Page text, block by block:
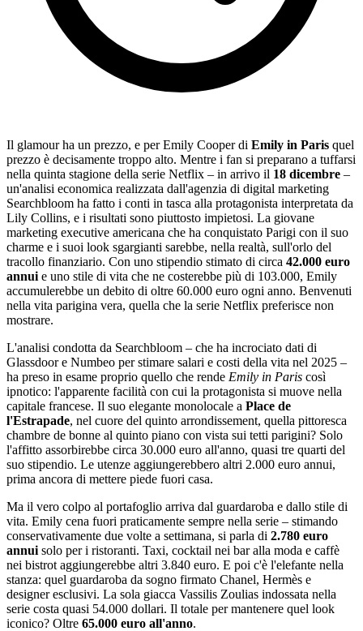
Il glamour ha un prezzo, e per Emily Cooper di Emily in Paris quel
prezzo è decisamente troppo alto. Mentre i fan si preparano a tuffarsi
nella quinta stagione della serie Netflix – in arrivo il 18 dicembre –
un'analisi economica realizzata dall'agenzia di digital marketing
Searchbloom ha fatto i conti in tasca alla protagonista interpretata da
Lily Collins, e i risultati sono piuttosto impietosi. La giovane
marketing executive americana che ha conquistato Parigi con il suo
charme e i suoi look sgargianti sarebbe, nella realtà, sull'orlo del
tracollo finanziario. Con uno stipendio stimato di circa 42.000 euro
annui e uno stile di vita che ne costerebbe più di 103.000, Emily
accumulerebbe un debito di oltre 60.000 euro ogni anno. Benvenuti
nella vita parigina vera, quella che la serie Netflix preferisce non
mostrare.
L'analisi condotta da Searchbloom – che ha incrociato dati di
Glassdoor e Numbeo per stimare salari e costi della vita nel 2025 –
ha preso in esame proprio quello che rende Emily in Paris così
ipnotico: l'apparente facilità con cui la protagonista si muove nella
capitale francese. Il suo elegante monolocale a Place de
l'Estrapade, nel cuore del quinto arrondissement, quella pittoresca
chambre de bonne al quinto piano con vista sui tetti parigini? Solo
l'affitto assorbirebbe circa 30.000 euro all'anno, quasi tre quarti del
suo stipendio. Le utenze aggiungerebbero altri 2.000 euro annui,
prima ancora di mettere piede fuori casa.
Ma il vero colpo al portafoglio arriva dal guardaroba e dallo stile di
vita. Emily cena fuori praticamente sempre nella serie – stimando
conservativamente due volte a settimana, si parla di 2.780 euro
annui solo per i ristoranti. Taxi, cocktail nei bar alla moda e caffè
nei bistrot aggiungerebbe altri 3.840 euro. E poi c'è l'elefante nella
stanza: quel guardaroba da sogno firmato Chanel, Hermès e
designer esclusivi. La sola giacca Vassilis Zoulias indossata nella
serie costa quasi 54.000 dollari. Il totale per mantenere quel look
iconico? Oltre 65.000 euro all'anno.